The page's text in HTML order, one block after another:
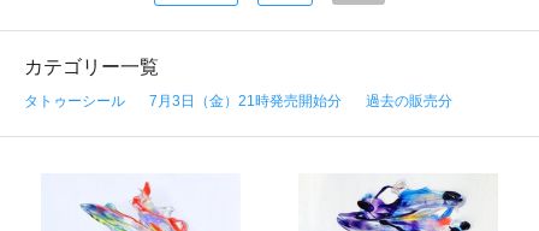
カテゴリー一覧
タトゥーシール 7月3日（金）21時発売開始分 過去の販売分